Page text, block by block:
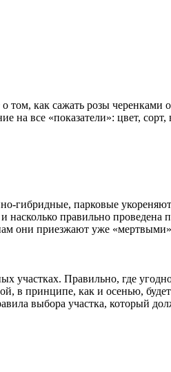
том, как сажать розы черенками
все «показатели»: цвет,
гибридные, парковые
правильно
они приезжают уже
участках. Правильно, где
в принципе, как и осенью,
выбора участка, который